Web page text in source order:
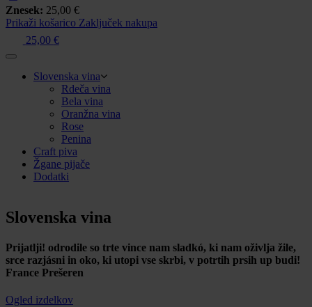
Znesek: 25,00 €
Prikaži košarico Zaključek nakupa
25,00 €
Slovenska vina
Rdeča vina
Bela vina
Oranžna vina
Rose
Penina
Craft piva
Žgane pijače
Dodatki
Slovenska vina
Prijatlji! odrodile so trte vince nam sladkó, ki nam oživlja žile,
srce razjásni in oko, ki utopi vse skrbi, v potrtih prsih up budi!
France Prešeren
Ogled izdelkov